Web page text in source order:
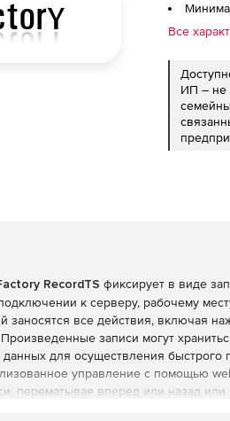
Все
ИП – не
RecordTS фиксирует в виде
к серверу, рабочему
заносятся все действия, включая
записи могут
данных для осуществления быстрого
управление с помощью
перематывая вперед или назад